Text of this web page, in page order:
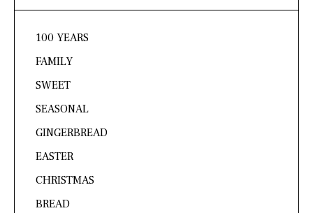
100 YEARS
FAMILY
SWEET
SEASONAL
GINGERBREAD
EASTER
CHRISTMAS
BREAD